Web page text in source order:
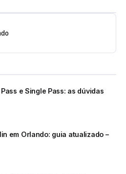
e Single Pass: as dúvidas
em Orlando: guia atualizado –